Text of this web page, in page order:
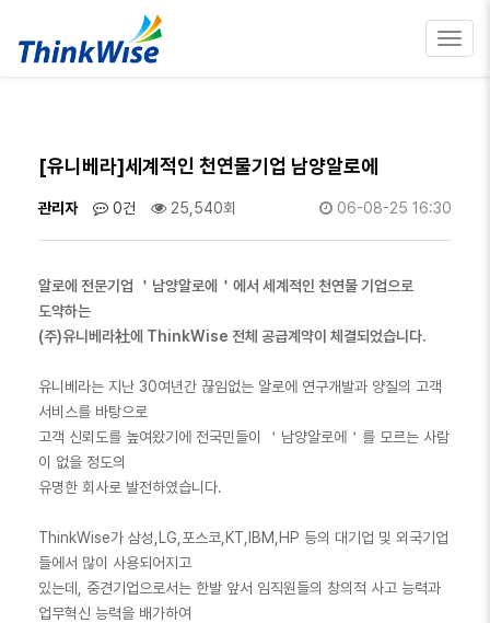
[유니베라]세계적인 천연물기업 남양알로에
관리자 0건 25,540회 06-08-25 16:30
알로에 전문기업 ＇남양알로에＇에서 세계적인 천연물 기업으로
도약하는
(주)유니베라社에 ThinkWise 전체 공급계약이 체결되었습니다.
유니베라는 지난 30여년간 끊임없는 알로에 연구개발과 양질의 고객
서비스를 바탕으로
고객 신뢰도를 높여왔기에 전국민들이 ＇남양알로에＇를 모르는 사람
이 없을 정도의
유명한 회사로 발전하였습니다.
ThinkWise가 삼성,LG,포스코,KT,IBM,HP 등의 대기업 및 외국기업
들에서 많이 사용되어지고
있는데, 중견기업으로서는 한발 앞서 임직원들의 창의적 사고 능력과
업무혁신 능력을 배가하여